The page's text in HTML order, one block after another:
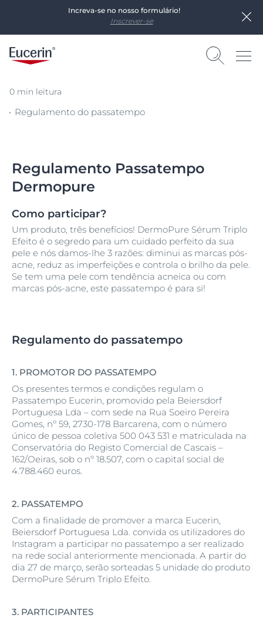
Increva-se no nosso formulário!
Inscrever-se
0 min leitura
Regulamento do passatempo
Regulamento Passatempo
Dermopure
Como participar?
Um produto, três benefícios! DermoPure Sérum Triplo
Efeito é o segredo para um cuidado perfeito da sua
pele e nós damos-lhe 3 razões: diminui as marcas pós-
acne, reduz as imperfeições e controla o brilho da pele.
Se tem uma pele com tendência acneica ou com
marcas pós-acne, este passatempo é para si!
Regulamento do passatempo
1. PROMOTOR DO PASSATEMPO
Os presentes termos e condições regulam o
Passatempo Eucerin, promovido pela Beiersdorf
Portuguesa Lda – com sede na Rua Soeiro Pereira
Gomes, nº 59, 2730-178 Barcarena, com o número
único de pessoa coletiva 500 043 531 e matriculada na
Conservatória do Registo Comercial de Cascais –
162/Oeiras, sob o nº 18.507, com o capital social de
4.788.460 euros.
2. PASSATEMPO
Com a finalidade de promover a marca Eucerin,
Beiersdorf Portuguesa Lda. convida os utilizadores do
Instagram a participar no passatempo a ser realizado
na rede social anteriormente mencionada. A partir do
dia 27 de março, serão sorteadas 5 unidade do produto
DermoPure Sérum Triplo Efeito.
3. PARTICIPANTES